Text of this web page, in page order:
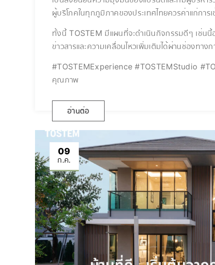
ผู้บริโภคในทุกภูมิภาคของประเทศไทยควรค่าแก่กา
ทั้งนี้ TOSTEM มีแผนที่จะดำเนินกิจกรรมดีๆ เช่น
ข่าวสารและความเคลื่อนไหวเพิ่มเติมได้ผ่านช่องทา
#TOSTEMExperience #TOSTEMStudio
คุณภาพ
อ่านต่อ
09
ก.ค.